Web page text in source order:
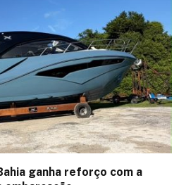
ganha reforço com a